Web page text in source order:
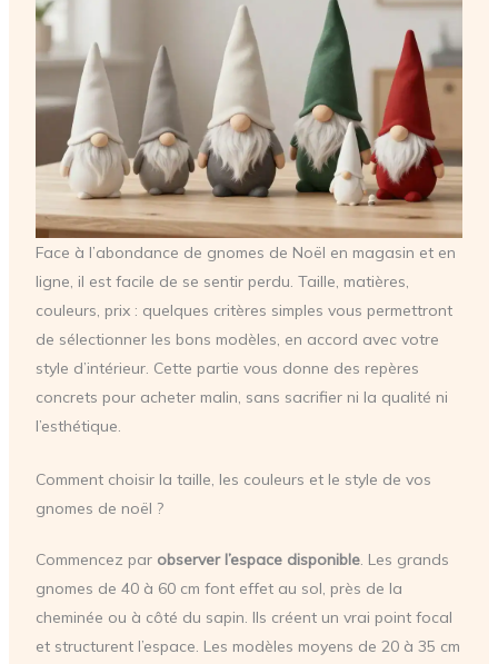
Face à l’abondance de gnomes de Noël en magasin et en
ligne, il est facile de se sentir perdu. Taille, matières,
couleurs, prix : quelques critères simples vous permettront
de sélectionner les bons modèles, en accord avec votre
style d’intérieur. Cette partie vous donne des repères
concrets pour acheter malin, sans sacrifier ni la qualité ni
l’esthétique.
Comment choisir la taille, les couleurs et le style de vos
gnomes de noël ?
Commencez par observer l’espace disponible. Les grands
gnomes de 40 à 60 cm font effet au sol, près de la
cheminée ou à côté du sapin. Ils créent un vrai point focal
et structurent l’espace. Les modèles moyens de 20 à 35 cm